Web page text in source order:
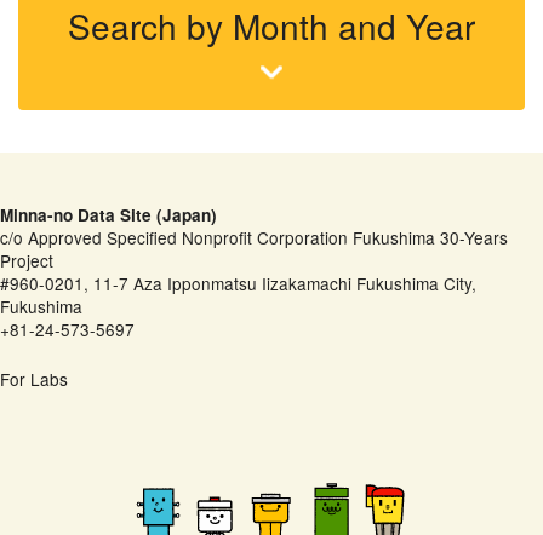
Search by Month and Year
Minna-no Data Site (Japan)
c/o Approved Specified Nonprofit Corporation Fukushima 30-Years
Project
#960-0201, 11-7 Aza Ipponmatsu Iizakamachi Fukushima City,
Fukushima
+81-24-573-5697
For Labs